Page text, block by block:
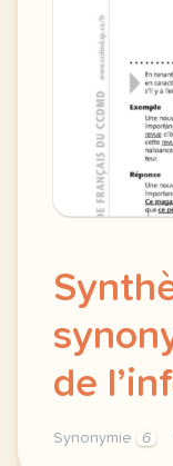
de
Synonymie 6